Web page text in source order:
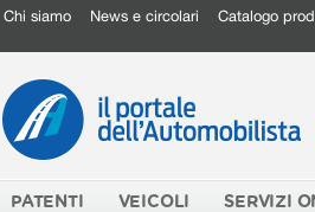
Chi siamo News e circolari Catalogo
PATENTI VEICOLI SERVIZI